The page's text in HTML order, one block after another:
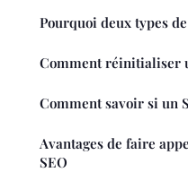
Pourquoi deux types
Comment réinitialiser
Comment savoir si un
Avantages de faire
SEO